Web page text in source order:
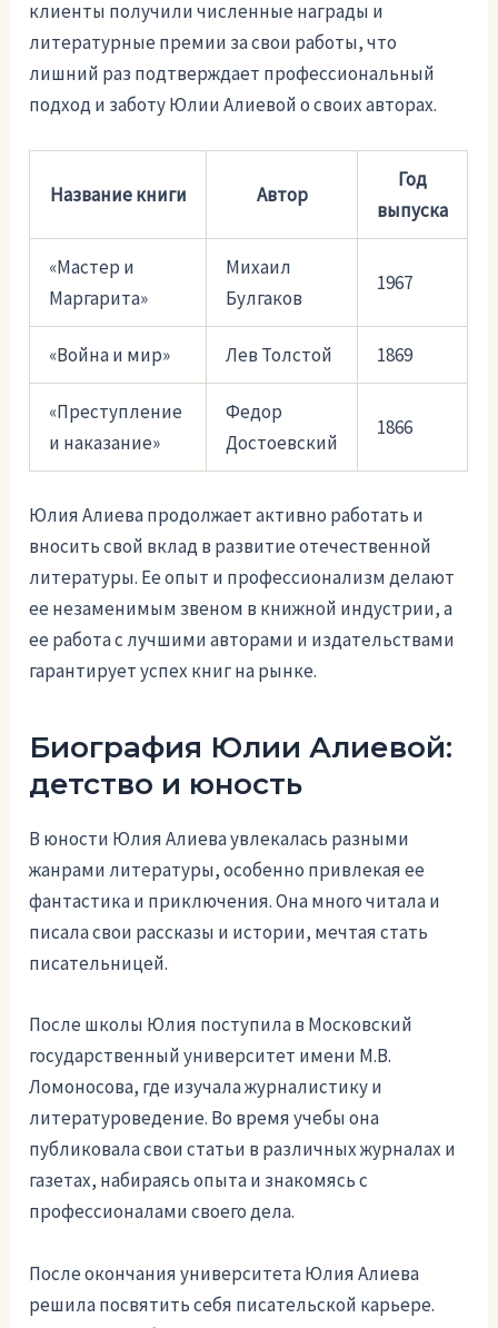
клиенты получили численные награды и
литературные премии за свои работы, что
лишний раз подтверждает профессиональный
подход и заботу Юлии Алиевой о своих авторах.
Название книги Автор
Год
выпуска
«Мастер и
Маргарита»
Михаил
Булгаков
1967
«Война и мир» Лев Толстой 1869
«Преступление
и наказание»
Федор
Достоевский
1866
Юлия Алиева продолжает активно работать и
вносить свой вклад в развитие отечественной
литературы. Ее опыт и профессионализм делают
ее незаменимым звеном в книжной индустрии, а
ее работа с лучшими авторами и издательствами
гарантирует успех книг на рынке.
Биография Юлии Алиевой:
детство и юность
В юности Юлия Алиева увлекалась разными
жанрами литературы, особенно привлекая ее
фантастика и приключения. Она много читала и
писала свои рассказы и истории, мечтая стать
писательницей.
После школы Юлия поступила в Московский
государственный университет имени М.В.
Ломоносова, где изучала журналистику и
литературоведение. Во время учебы она
публиковала свои статьи в различных журналах и
газетах, набираясь опыта и знакомясь с
профессионалами своего дела.
После окончания университета Юлия Алиева
решила посвятить себя писательской карьере.